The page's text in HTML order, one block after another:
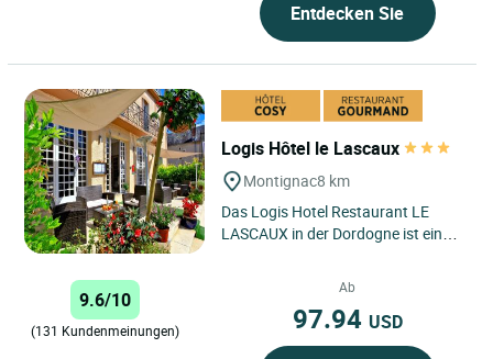
Entdecken Sie
Logis Hôtel le Lascaux
Montignac8 km
Das Logis Hotel Restaurant LE
LASCAUX in der Dordogne ist eine
Stunde von Périgueux und...
9.6/10
(131 Kundenmeinungen)
Ab
97.94 USD